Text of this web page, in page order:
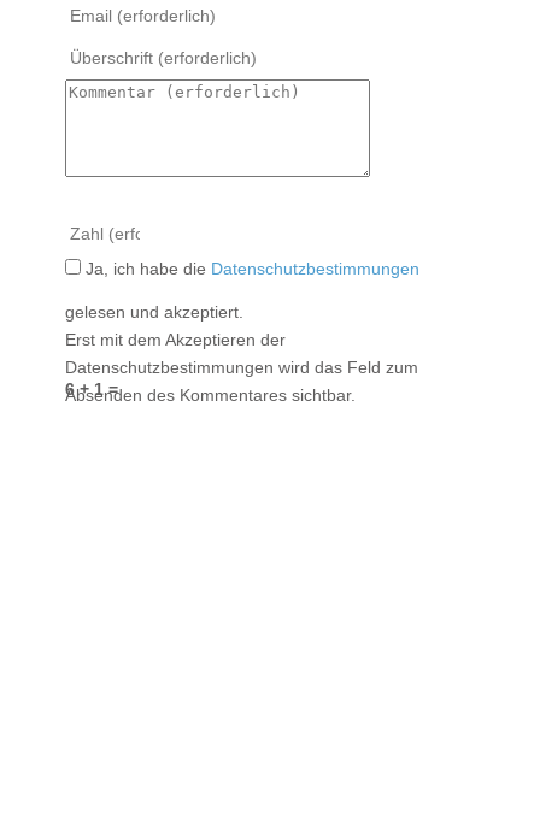
6 + 1 =
Ja, ich habe die Datenschutzbestimmungen
gelesen und akzeptiert.
Erst mit dem Akzeptieren der
Datenschutzbestimmungen wird das Feld zum
Absenden des Kommentares sichtbar.